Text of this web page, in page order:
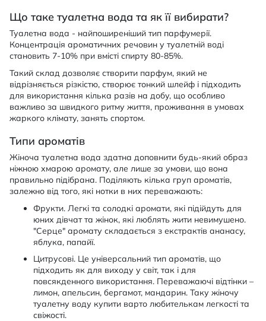
Що таке туалетна вода та як її вибирати?
Туалетна вода - найпоширеніший тип парфумерії.
Концентрація ароматичних речовин у туалетній воді
становить 7-10% при вмісті спирту 80-85%.
Такий склад дозволяє створити парфум, який не
відрізняється різкістю, створює тонкий шлейф і підходить
для використання кілька разів на добу, що особливо
важливо за швидкого ритму життя, проживання в умовах
жаркого клімату, занять спортом.
Типи ароматів
Жіноча туалетна вода здатна доповнити будь-який образ
ніжною хмарою аромату, але лише за умови, що вона
правильно підібрана. Поділяють кілька груп ароматів,
залежно від того, які нотки в них переважають:
Фрукти. Легкі та солодкі аромати, які підійдуть для
юних дівчат та жінок, які люблять жити невимушено.
"Серце" аромату складається з екстрактів ананасу,
яблука, папайї.
Цитрусові. Це універсальний тип ароматів, що
підходить як для виходу у світ, так і для
повсякденного використання. Переважаючі відтінки –
лимон, апельсин, бергамот, мандарин. Таку жіночу
туалетну воду купити варто любителькам легкості та
свіжості.